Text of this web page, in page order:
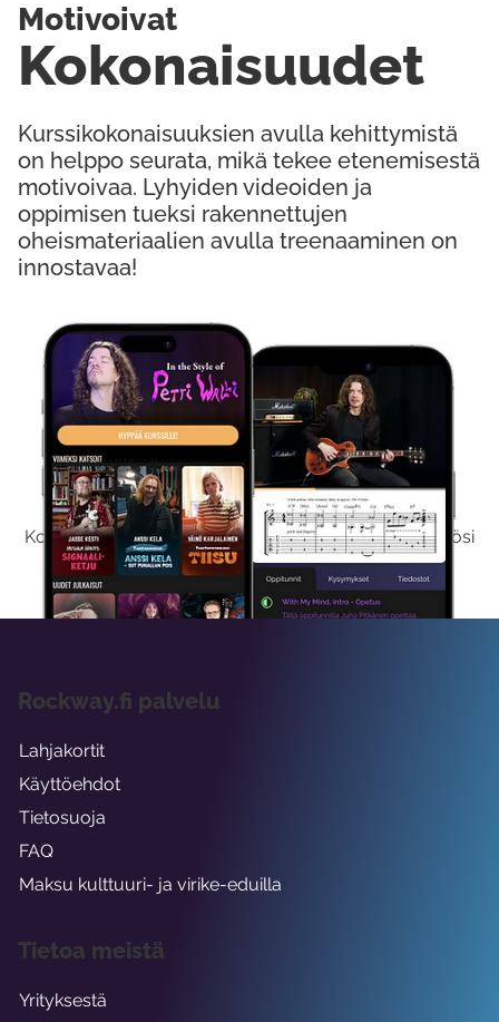
Kokeile Ilmaiseksi
Kokeilemalla ilmaiseksi saat koko sisältömme käyttöösi
viikon ajaksi.
Kurssikokonaisuuksien avulla kehittymistä
on helppo seurata, mikä tekee etenemisestä
motivoivaa. Lyhyiden videoiden ja
oppimisen tueksi rakennettujen
oheismateriaalien avulla treenaaminen on
innostavaa!
Kokonaisuudet
Motivoivat
Rockway.fi palvelu
Lahjakortit
Käyttöehdot
Tietosuoja
FAQ
Maksu kulttuuri- ja virike-eduilla
Tietoa meistä
Yrityksestä